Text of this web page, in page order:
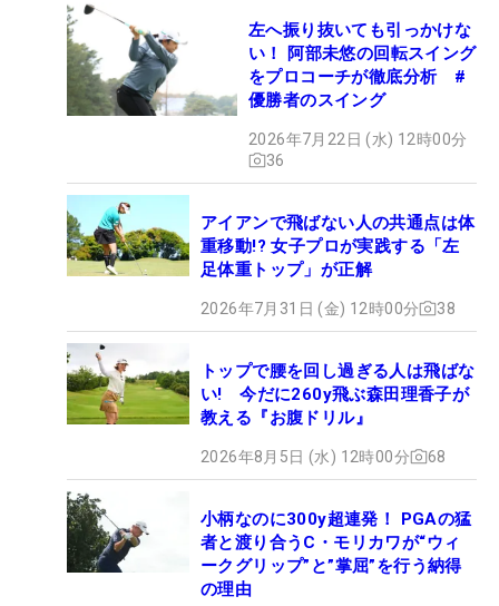
左へ振り抜いても引っかけな
い！ 阿部未悠の回転スイング
をプロコーチが徹底分析 #
優勝者のスイング
2026年7月22日 (水) 12時00分
36
アイアンで飛ばない人の共通点は体
重移動!? 女子プロが実践する「左
足体重トップ」が正解
2026年7月31日 (金) 12時00分 38
トップで腰を回し過ぎる人は飛ばな
い! 今だに260y飛ぶ森田理香子が
教える『お腹ドリル』
2026年8月5日 (水) 12時00分 68
小柄なのに300y超連発！ PGAの猛
者と渡り合うC・モリカワが“ウィ
ークグリップ”と”掌屈”を行う納得
の理由